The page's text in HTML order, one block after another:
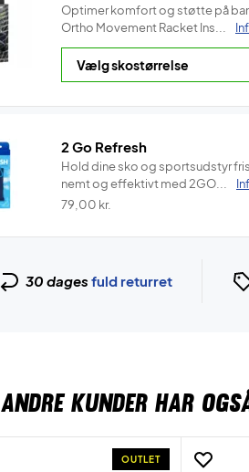
Optimer komfort og støtte på
Ortho Movement Racket Ins...
2 Go Refresh
Hold dine sko og sportsudstyr
nemt og effektivt med 2GO...
79,00 kr.
30 dages fuld returret
ANDRE KUNDER HAR
OUTLET